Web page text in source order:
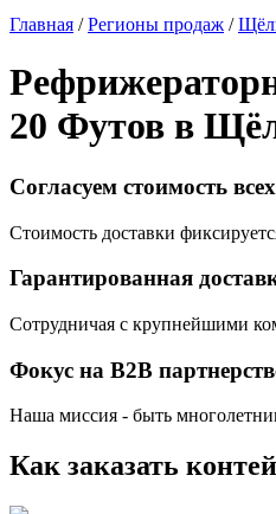
Главная /Регионы продаж /
20 Футов в
Согласуем стоимость
Стоимость доставки
Гарантированная
Сотрудничая с крупнейшими
Фокус на B2B
Наша миссия - быть
Как заказать